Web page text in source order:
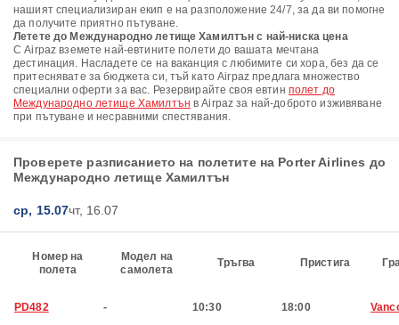
нашият специализиран екип е на разположение 24/7, за да ви помогне
да получите приятно пътуване.
Летете до Международно летище Хамилтън с най-ниска цена
С Airpaz вземете най-евтините полети до вашата мечтана
дестинация. Насладете се на ваканция с любимите си хора, без да се
притеснявате за бюджета си, тъй като Airpaz предлага множество
специални оферти за вас. Резервирайте своя евтин полет до
Международно летище Хамилтън в Airpaz за най-доброто изживяване
при пътуване и несравними спестявания.
Проверете разписанието на полетите на Porter Airlines до
Международно летище Хамилтън
ср, 15.07чт, 16.07
Номер на
полета
Модел на
самолета
Тръгва Пристига
PD482 - 10:30 18:00